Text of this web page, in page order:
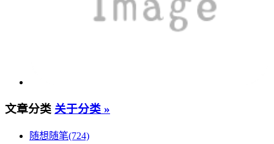
文章分类 关于分类 »
随想随笔(724)